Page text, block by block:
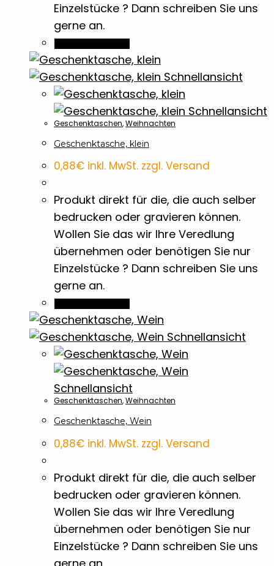
Briefpapier 1
Brotdosen & -Boxen
Buntstifte
Dokumentenmappen
Einkaufswagenchips
Eiskratzer 1
Family
Flaschenöffner
Flyer
Geldklammern
Grillen
Halbton Bilder
Holz- & Bambus-Stifte
Isolierflaschen & Vakuumflaschen 6
Einzelstücke ? Dann schreiben Sie uns
gerne an.
Schnellansicht
Schnellansicht
Geschenktaschen,Weihnachten
Geschenktasche, klein
0,88€ inkl. MwSt. zzgl. Versand
Produkt direkt für die, die auch selber
bedrucken oder gravieren können.
Wollen Sie das wir Ihre Veredlung
übernehmen oder benötigen Sie nur
Einzelstücke ? Dann schreiben Sie uns
gerne an.
Schnellansicht
Schnellansicht
Geschenktaschen,Weihnachten
Geschenktasche, Wein
0,88€ inkl. MwSt. zzgl. Versand
Produkt direkt für die, die auch selber
bedrucken oder gravieren können.
Wollen Sie das wir Ihre Veredlung
übernehmen oder benötigen Sie nur
Einzelstücke ? Dann schreiben Sie uns